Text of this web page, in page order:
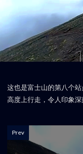
这也是富士山的第八个
高度上行走，令人印象深
Prev